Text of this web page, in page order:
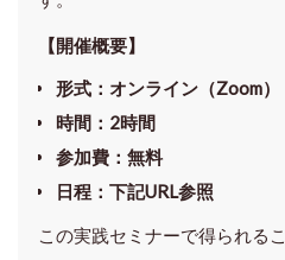
【開催概要】
形式：オンライン（Zoom）
時間：2時間
参加費：無料
日程：下記URL参照
この実践セミナーで得られる